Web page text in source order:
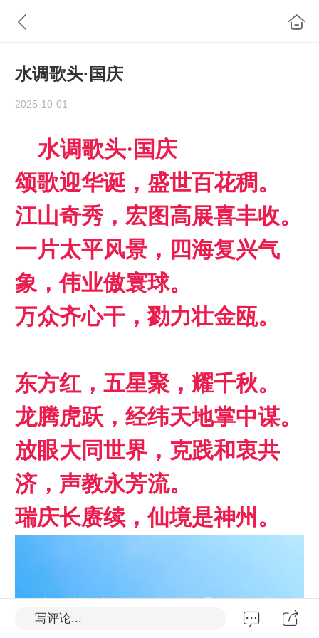
水调歌头·国庆
2025-10-01
水调歌头·国庆
颂歌迎华诞，盛世百花稠。
江山奇秀，宏图高展喜丰收。
一片太平风景 ，四海复兴气
象，伟业傲寰球。
万众齐心干，勠力壮金瓯。
东方红，五星聚，耀千秋。
龙腾虎跃，经纬天地掌中谋。
放眼大同世界，克践和衷共
济，声教永芳流。
瑞庆长赓续，仙境是神州。
写评论...